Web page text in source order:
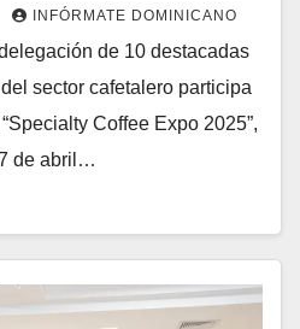
INFÓRMATE DOMINICANO
de 10 destacadas
sector cafetalero participa
Coffee Expo 2025”,
de abril…